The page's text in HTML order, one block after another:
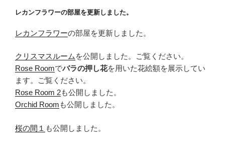
ン
レカンフラワーの部屋を更新しました。
レカンフラワーの部屋を更新しました。
クリスマスルームを公開しました。ご覧ください。
Rose Roomでバラの押し花を用いた花絵額を展示してい
ます。ご覧ください。
Rose Room 2も公開しました。
Orchid Room も公開しました。
桜の間１ も公開しました。